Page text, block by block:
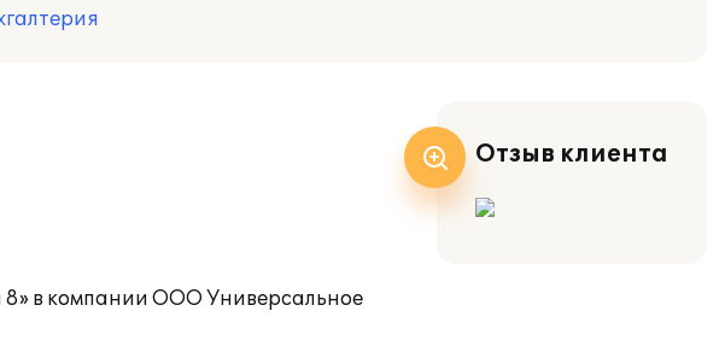
8» в компании ООО Универсальное
Отзыв клиента